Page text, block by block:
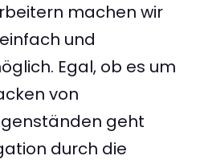
machen wir
und
Egal, ob es um
von
geht
durch die